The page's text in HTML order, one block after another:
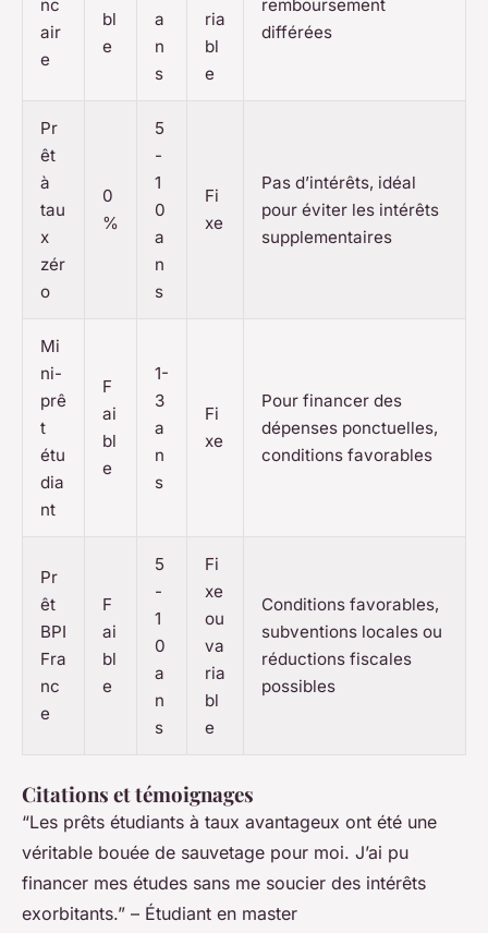
nc
air
e
bl
e
a
n
s
ria
bl
e
remboursement
différées
Pr
êt
à
tau
x
zér
o
0
%
5
-
1
0
a
n
s
Fi
xe
Pas d’intérêts, idéal
pour éviter les intérêts
supplementaires
Mi
ni-
prê
t
étu
dia
nt
F
ai
bl
e
1-
3
a
n
s
Fi
xe
Pour financer des
dépenses ponctuelles,
conditions favorables
Pr
êt
BPI
Fra
nc
e
F
ai
bl
e
5
-
1
0
a
n
s
Fi
xe
ou
va
ria
bl
e
Conditions favorables,
subventions locales ou
réductions fiscales
possibles
Citations et témoignages
“Les prêts étudiants à taux avantageux ont été une
véritable bouée de sauvetage pour moi. J’ai pu
financer mes études sans me soucier des intérêts
exorbitants.” – Étudiant en master